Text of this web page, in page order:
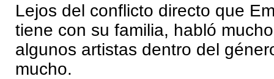
Lejos del conflicto directo que
tiene con su familia, habló
algunos artistas dentro del
mucho.